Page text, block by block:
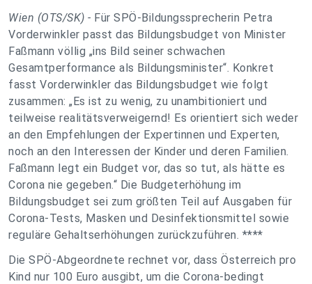
Wien (OTS/SK) - Für SPÖ-Bildungssprecherin Petra
Vorderwinkler passt das Bildungsbudget von Minister
Faßmann völlig „ins Bild seiner schwachen
Gesamtperformance als Bildungsminister“. Konkret
fasst Vorderwinkler das Bildungsbudget wie folgt
zusammen: „Es ist zu wenig, zu unambitioniert und
teilweise realitätsverweigernd! Es orientiert sich weder
an den Empfehlungen der Expertinnen und Experten,
noch an den Interessen der Kinder und deren Familien.
Faßmann legt ein Budget vor, das so tut, als hätte es
Corona nie gegeben.“ Die Budgeterhöhung im
Bildungsbudget sei zum größten Teil auf Ausgaben für
Corona-Tests, Masken und Desinfektionsmittel sowie
reguläre Gehaltserhöhungen zurückzuführen. ****
Die SPÖ-Abgeordnete rechnet vor, dass Österreich pro
Kind nur 100 Euro ausgibt, um die Corona-bedingt